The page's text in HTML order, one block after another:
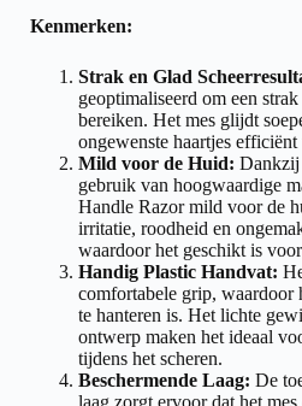
Kenmerken:
Strak en Glad
geoptimaliseerd om een
bereiken. Het mes glijdt
ongewenste haartjes
Mild voor de Huid: Dankzij
gebruik van hoogwaardige
Handle Razor mild voor de
irritatie, roodheid en
waardoor het geschikt is
Handig Plastic Handvat:
comfortabele grip, waardoor
te hanteren is. Het lichte
ontwerp maken het ideaal
tijdens het scheren.
Beschermende Laag: De
laag zorgt ervoor dat het